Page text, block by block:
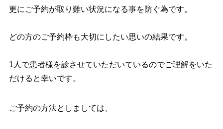
更にご予約が取り難い状況になる事を防ぐ為です。
どの方のご予約枠も大切にしたい思いの結果です。
1人で患者様を診させていただいているのでご理解をいた
だけると幸いです。
ご予約の方法としましては、